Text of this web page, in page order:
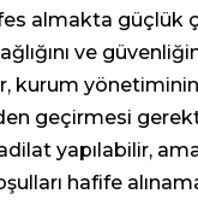
almakta güçlük
ve
kurum
geçirmesi
yapılabilir,
hafife